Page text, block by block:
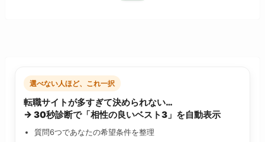
選べない人ほど、これ一択
転職サイトが多すぎて決められない…
→ 30秒診断で「相性の良いベスト3」を自動表示
質問6つであなたの希望条件を整理